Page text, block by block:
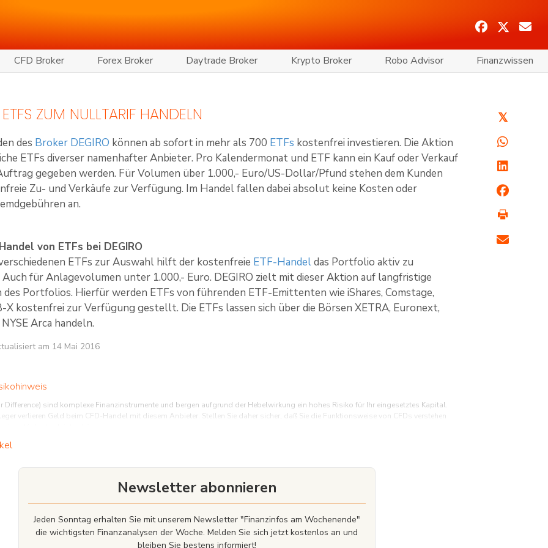
CFD Broker Forex Broker Daytrade Broker Krypto Broker Robo Advisor Finanzwissen
ZUM NULLTARIF HANDELN
des Broker DEGIRO können ab sofort in mehr als 700 ETFs kostenfrei investieren. Die Aktion
ETFs diverser namenhafter Anbieter. Pro Kalendermonat und ETF kann ein Kauf oder Verkauf
gegeben werden. Für Volumen über 1.000,- Euro/US-Dollar/Pfund stehen dem Kunden
Zu- und Verkäufe zur Verfügung. Im Handel fallen dabei absolut keine Kosten oder
an.
von ETFs bei DEGIRO
ETFs zur Auswahl hilft der kostenfreie ETF-Handeldas Portfolio aktiv zu
Auch für Anlagevolumen unter 1.000,- Euro. DEGIRO zielt mit dieser Aktion auf langfristige
des Portfolios. Hierfür werden ETFs von führenden ETF-Emittenten wie iShares, Comstage,
X kostenfrei zur Verfügung gestellt. Die ETFs lassen sich über die Börsen XETRA, Euronext,
Arca handeln.
am 14 Mai 2016
Difference) sind komplexe Finanzinstrumente und bergen aufgrund der Hebelwirkung ein hohes Risiko für Ihr eingesetztes Kapital.
verlieren Geld beim CFD-Handel mit diesem Anbieter. Stellen Sie daher sicher, daß Sie die Funktionsweise von CFDs verstehen
Risiken, die mit Anlagen verbunden sind. Bevor Sie anfangen Geld anzulegen, müssen Sie eine Reihe von Faktoren berücksichtigen.
kurzfristig benötigte Mittel für die Geldanlage zu verwenden oder Positionen einzugehen, die zu finanziellen Schwierigkeiten
Newsletter abonnieren
Jeden Sonntag erhalten Sie mit unserem Newsletter "Finanzinfos am Wochenende"
die wichtigsten Finanzanalysen der Woche. Melden Sie sich jetzt kostenlos an und
bleiben Sie bestens informiert!
𝕏